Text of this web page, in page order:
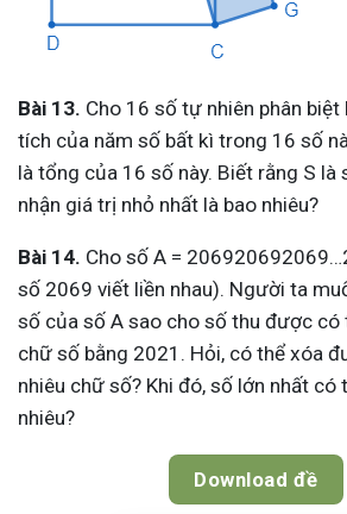
Bài 13. Cho 16 số tự nhiên phân
tích của năm số bất kì trong 16 số
là tổng của 16 số này. Biết rằng S là
nhận giá trị nhỏ nhất là bao nhiêu?
Bài 14. Cho số A =
số 2069 viết liền nhau). Người ta
số của số A sao cho số thu được
chữ số bằng 2021. Hỏi, có thể xóa
nhiêu chữ số? Khi đó, số lớn nhất có
nhiêu?
Download đề